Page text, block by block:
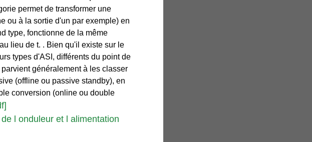
permet de transformer une
ou à la sortie d'un par exemple) en
type, fonctionne de la même
lieu de t. . Bien qu'il existe sur le
types d'ASI, différents du point de
généralement à les classer
(offline ou passive standby), en
conversion (online ou double
l onduleur et l alimentation